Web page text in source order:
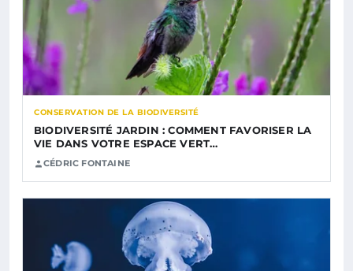
CONSERVATION DE LA BIODIVERSITÉ
BIODIVERSITÉ JARDIN : COMMENT FAVORISER LA
VIE DANS VOTRE ESPACE VERT…
CÉDRIC FONTAINE